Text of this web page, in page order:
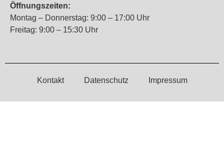
Öffnungszeiten:
Montag – Donnerstag: 9:00 – 17:00 Uhr
Freitag: 9:00 – 15:30 Uhr
Kontakt Datenschutz Impressum